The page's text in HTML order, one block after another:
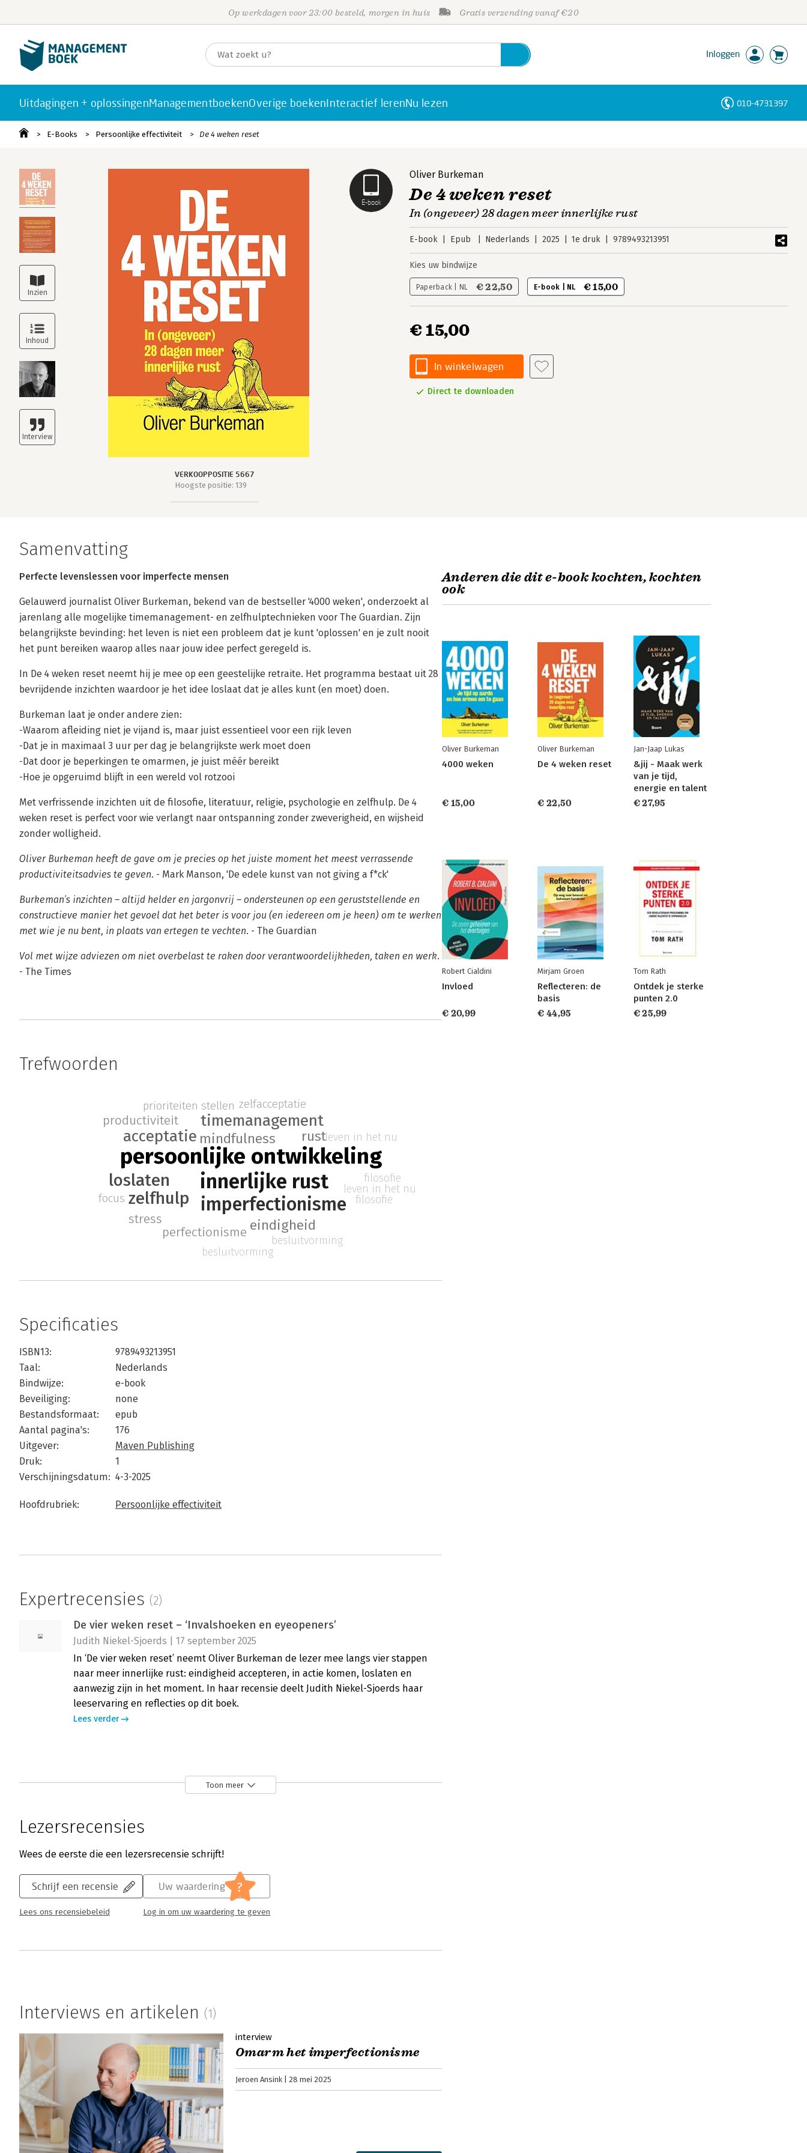
Op werkdagen voor 23:00 besteld, morgen in huis Gratis verzending vanaf €20
Inloggen
Uitdagingen + oplossingenManagementboekenOverige boekenInteractief lerenNu lezen 010-4731397
E-Books Persoonlijke effectiviteit De 4 weken reset
E-book
VERKOOPPOSITIE 5667
Hoogste positie: 139
Oliver Burkeman
De 4 weken reset
In (ongeveer) 28 dagen meer innerlijke rust
E-book Epub Nederlands 2025 1e druk 9789493213951
Kies uw bindwijze
Paperback | NL € 22,50 E-book | NL € 15,00
€ 15,00
In winkelwagen
Direct te downloaden
Samenvatting
Perfecte levenslessen voor imperfecte mensen
Gelauwerd journalist Oliver Burkeman, bekend van de bestseller '4000 weken', onderzoekt al
jarenlang alle mogelijke timemanagement- en zelfhulptechnieken voor The Guardian. Zijn
belangrijkste bevinding: het leven is niet een probleem dat je kunt 'oplossen' en je zult nooit
het punt bereiken waarop alles naar jouw idee perfect geregeld is.
In De 4 weken reset neemt hij je mee op een geestelijke retraite. Het programma bestaat uit 28
bevrijdende inzichten waardoor je het idee loslaat dat je alles kunt (en moet) doen.
Burkeman laat je onder andere zien:
-Waarom afleiding niet je vijand is, maar juist essentieel voor een rijk leven
-Dat je in maximaal 3 uur per dag je belangrijkste werk moet doen
-Dat door je beperkingen te omarmen, je juist méér bereikt
-Hoe je opgeruimd blijft in een wereld vol rotzooi
Met verfrissende inzichten uit de filosofie, literatuur, religie, psychologie en zelfhulp. De 4
weken reset is perfect voor wie verlangt naar ontspanning zonder zweverigheid, en wijsheid
zonder wolligheid.
Oliver Burkeman heeft de gave om je precies op het juiste moment het meest verrassende
productiviteitsadvies te geven. - Mark Manson, 'De edele kunst van not giving a f*ck'
Burkeman’s inzichten – altijd helder en jargonvrij – ondersteunen op een geruststellende en
constructieve manier het gevoel dat het beter is voor jou (en iedereen om je heen) om te werken
met wie je nu bent, in plaats van ertegen te vechten. - The Guardian
Vol met wijze adviezen om niet overbelast te raken door verantwoordelijkheden, taken en werk.
- The Times
Trefwoorden
persoonlijke ontwikkeling
innerlijke rust
imperfectionisme
zelfhulp
loslaten
acceptatie
timemanagement
eindigheid
mindfulness rust
perfectionisme
productiviteit
stress
prioriteiten stellen
focus
zelfacceptatie
leven in het nu
filosofie
besluitvorming
leven in het nu
filosofie
besluitvorming
Specificaties
ISBN13:
9789493213951
Taal:
Nederlands
Bindwijze:
e-book
Beveiliging:
none
Bestandsformaat:
epub
Aantal pagina's:
176
Uitgever:
Maven Publishing
Druk:
1
Verschijningsdatum: 4-3-2025
Hoofdrubriek: Persoonlijke effectiviteit
Expertrecensies (2)
De vier weken reset – ‘Invalshoeken en eyeopeners’
Judith Niekel-Sjoerds | 17 september 2025
In ‘De vier weken reset’ neemt Oliver Burkeman de lezer mee langs vier stappen
naar meer innerlijke rust: eindigheid accepteren, in actie komen, loslaten en
aanwezig zijn in het moment. In haar recensie deelt Judith Niekel-Sjoerds haar
leeservaring en reflecties op dit boek.
Lees verder
Martin van Staveren | 2 juni 2025
omarmen – kan dat innerlijke rust brengen in 28 dagen? Volgens Oliver Burkeman
wel. In zijn recensie onderzoekt Martin van Staveren of deze nuchtere reset ook
werkelijk tot minder onrust leidt.
Toon meer
Lezersrecensies
Wees de eerste die een lezersrecensie schrijft!
Schrijf een recensie
Lees ons recensiebeleid
Uw waardering ?
Log in om uw waardering te geven
Interviews en artikelen (1)
interview
Omarm het imperfectionisme
Jeroen Ansink 28 mei 2025
Anderen die dit e-book kochten, kochten
ook
Oliver Burkeman
4000 weken
€ 15,00
Oliver Burkeman
De 4 weken reset
€ 22,50
Jan-Jaap Lukas
&jij - Maak werk
van je tijd,
energie en talent
€ 27,95
Robert Cialdini
Invloed
€ 20,99
Mirjam Groen
Reflecteren: de
basis
€ 44,95
Tom Rath
Ontdek je sterke
punten 2.0
€ 25,99
Personen